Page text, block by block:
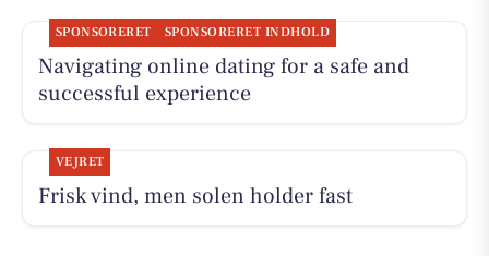
SPONSORERET SPONSORERET INDHOLD
Navigating online dating for a safe and
successful experience
VEJRET
Frisk vind, men solen holder fast